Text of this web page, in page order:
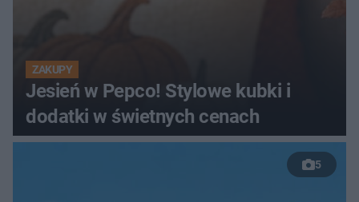
ZAKUPY
Jesień w Pepco! Stylowe kubki i
dodatki w świetnych cenach
5